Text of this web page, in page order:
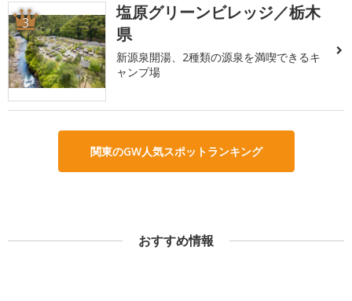
3
塩原グリーンビレッジ／栃木
県
新源泉開湯、2種類の源泉を満喫できるキ
ャンプ場
関東のGW人気スポットランキング
おすすめ情報